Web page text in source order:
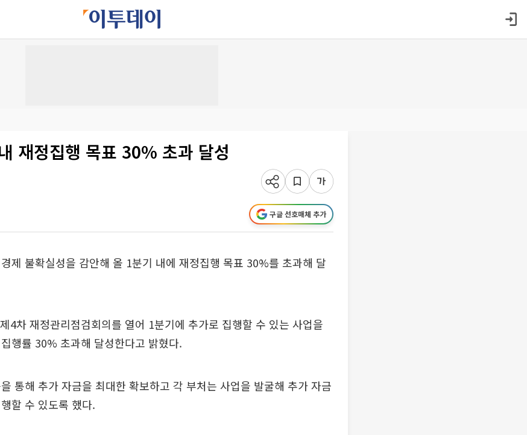
재정집행 목표 30% 초과 달성
구글 선호매체 추가
제 불확실성을 감안해 올 1분기 내에 재정집행 목표 30%를 초과해 달
4차 재정관리점검회의를 열어 1분기에 추가로 집행할 수 있는 사업을
행률 30% 초과해 달성한다고 밝혔다.
통해 추가 자금을 최대한 확보하고 각 부처는 사업을 발굴해 추가 자금
할 수 있도록 했다.